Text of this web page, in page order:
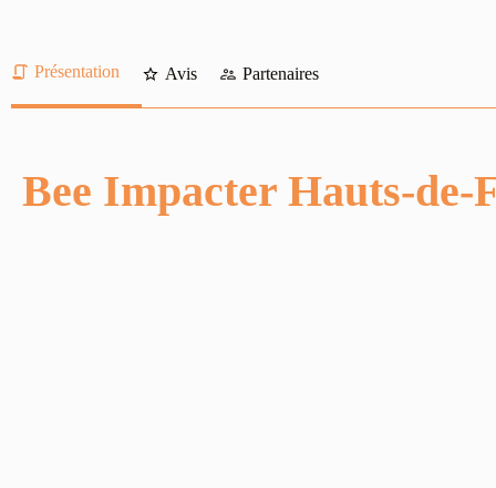
Présentation Avis Partenaires
Bee Impacter Hauts-de-